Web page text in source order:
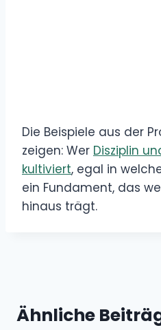
Die Beispiele aus der
zeigen: Wer Disziplin
kultiviert, egal in
ein Fundament, das
hinaus trägt.
Ähnliche